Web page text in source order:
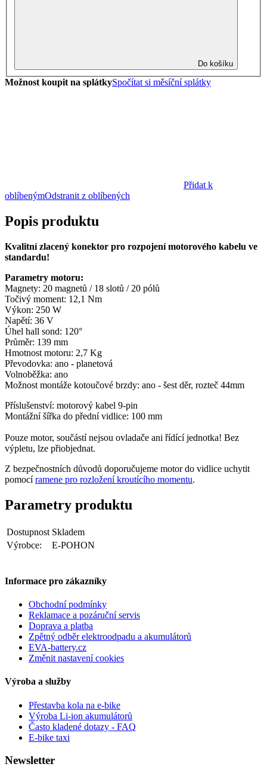
Do košíku
Možnost koupit na splátkySpočítat si měsíční splátky
Přidat k
oblíbenýmOdstranit z oblíbených
Popis produktu
Kvalitní zlacený konektor pro rozpojení motorového kabelu ve
standardu!
Parametry motoru:
Magnety: 20 magnetů / 18 slotů / 20 pólů
Točivý moment: 12,1 Nm
Výkon: 250 W
Napětí: 36 V
Úhel hall sond: 120°
Průměr: 139 mm
Hmotnost motoru: 2,7 Kg
Převodovka: ano - planetová
Volnoběžka: ano
Možnost montáže kotoučové brzdy: ano - šest děr, rozteč 44mm
Příslušenství: motorový kabel 9-pin
Montážní šířka do přední vidlice: 100 mm
Pouze motor, součástí nejsou ovladače ani řídící jednotka! Bez
výpletu, lze přiobjednat.
Z bezpečnostních důvodů doporučujeme motor do vidlice uchytit
pomocíramene pro rozložení kroutícího momentu.
Parametry produktu
Dostupnost Skladem
Výrobce:
E-POHON
Informace pro zákazníky
Obchodní podmínky
Reklamace a pozáruční servis
Doprava a platba
Zpětný odběr elektroodpadu a akumulátorů
EVA-battery.cz
Změnit nastavení cookies
Výroba a služby
Přestavba kola na e-bike
Výroba Li-ion akumulátorů
Často kladené dotazy - FAQ
E-bike taxi
Newsletter